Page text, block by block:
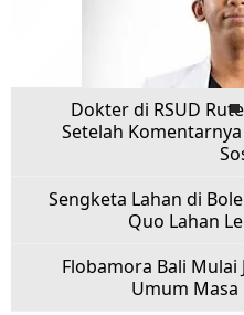
Dokter di RSUD
Setelah Komentarnya
Sengketa Lahan di
Quo Lahan
Flobamora Bali Mulai
Umum Masa